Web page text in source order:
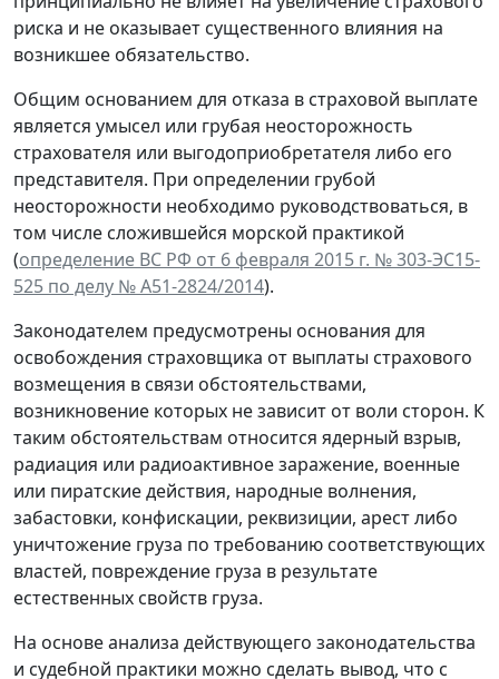
риска и не оказывает существенного влияния на
возникшее обязательство.
Общим основанием для отказа в страховой выплате
является умысел или грубая неосторожность
страхователя или выгодоприобретателя либо его
представителя. При определении грубой
неосторожности необходимо руководствоваться, в
том числе сложившейся морской практикой
(определение ВС РФ от 6 февраля 2015 г. № 303-ЭС15-
525 по делу № А51-2824/2014).
Законодателем предусмотрены основания для
освобождения страховщика от выплаты страхового
возмещения в связи обстоятельствами,
возникновение которых не зависит от воли сторон. К
таким обстоятельствам относится ядерный взрыв,
радиация или радиоактивное заражение, военные
или пиратские действия, народные волнения,
забастовки, конфискации, реквизиции, арест либо
уничтожение груза по требованию соответствующих
властей, повреждение груза в результате
естественных свойств груза.
На основе анализа действующего законодательства
и судебной практики можно сделать вывод, что с